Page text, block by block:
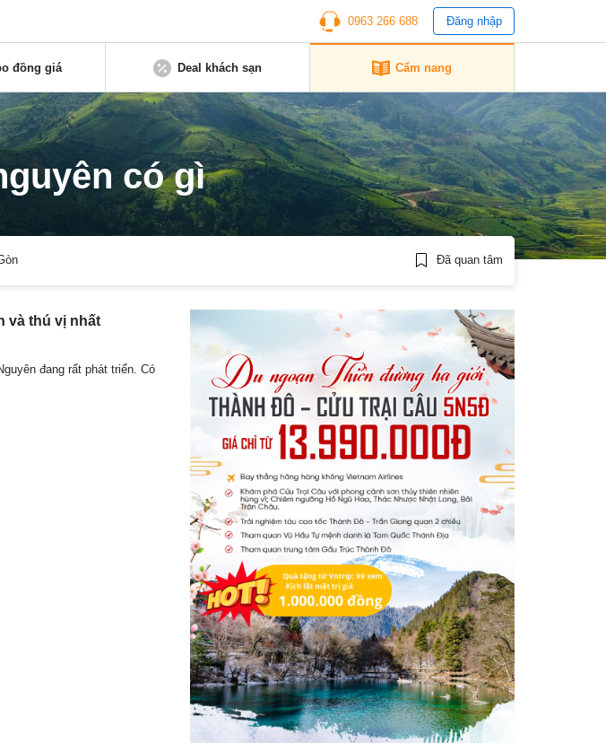
0963 266 688 Đăng nhập
đồng giá Deal khách sạn Cẩm nang
có gì
Đã quan tâm
và thú vị nhất
đang rất phát triển. Có